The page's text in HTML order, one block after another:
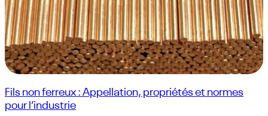
Fils non ferreux : Appellation, propriétés et normes
pour l’industrie